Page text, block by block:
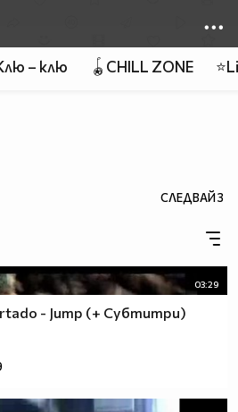
– клю 🪀CHILL ZONE
СЛЕДВАЙ3
03:29
- Jump (+ Субтитри)